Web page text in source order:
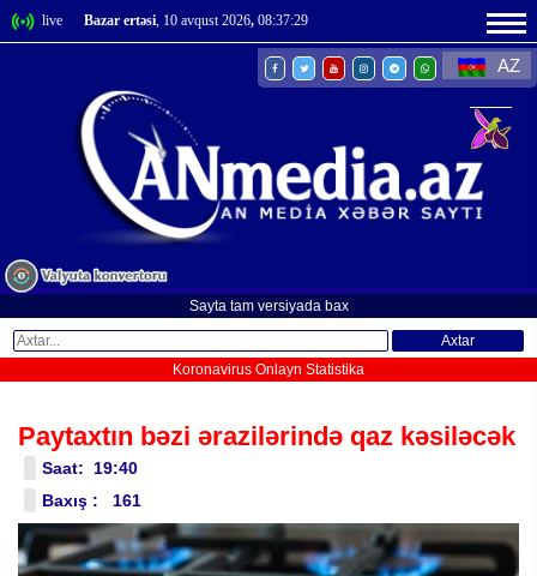
live Bazar ertəsi, 10 avqust 2026, 08:37:29
AZ
Sayta tam versiyada bax
Axtar
Koronavirus Onlayn Statistika
Paytaxtın bəzi ərazilərində qaz kəsiləcək
Saat: 19:40
Baxış : 161